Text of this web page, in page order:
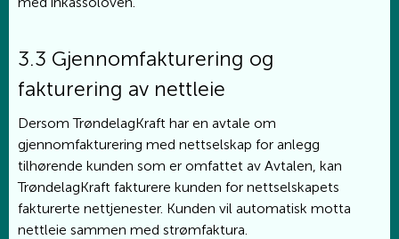
3.3 Gjennomfakturering og
fakturering av nettleie
Dersom TrøndelagKraft har en avtale om
gjennomfakturering med nettselskap for anlegg
tilhørende kunden som er omfattet av Avtalen, kan
TrøndelagKraft fakturere kunden for nettselskapets
fakturerte nettjenester. Kunden vil automatisk motta
nettleie sammen med strømfaktura.